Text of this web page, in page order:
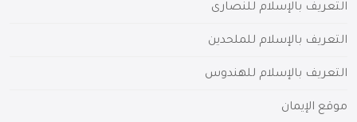
التعريف بالإسلام للنصارى
التعريف بالإسلام للملحدين
التعريف بالإسلام للهندوس
موقع الإيمان